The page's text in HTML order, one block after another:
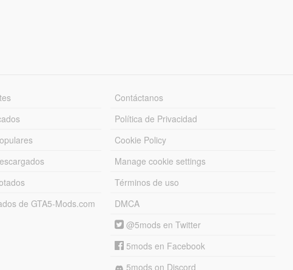
de GTA5-Mods.com
Contáctanos
Política de Privacidad
Cookie Policy
Manage cookie settings
Términos de uso
DMCA
@5mods en Twitter
5mods en Facebook
5mods on Discord